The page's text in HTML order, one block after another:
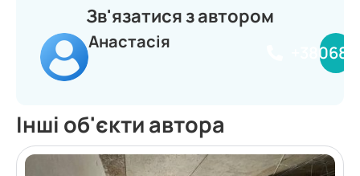
Зв'язатися з автором
Анастасія
Інші об'єкти автора